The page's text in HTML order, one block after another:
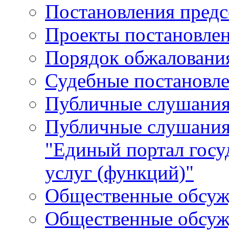
Постановления
Проекты
Порядок
Судебные
Публичные
Публичные
"Единый портал
услуг (функций)"
Общественные
Общественные